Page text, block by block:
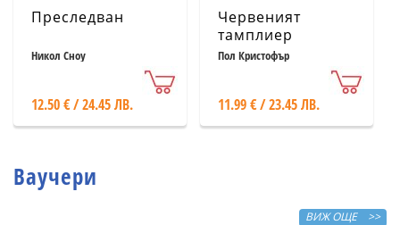
Преследван
Никол Сноу
12.50 € / 24.45 ЛВ.
Червеният
тамплиер
Пол Кристофър
11.99 € / 23.45 ЛВ.
Ваучери
ВИЖ ОЩЕ >>